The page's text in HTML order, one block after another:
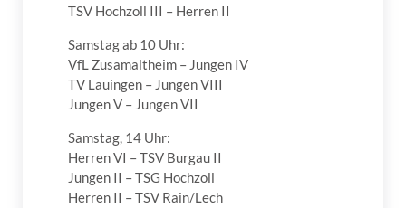
TSV Hochzoll III – Herren II
Samstag ab 10 Uhr:
VfL Zusamaltheim – Jungen IV
TV Lauingen – Jungen VIII
Jungen V – Jungen VII
Samstag, 14 Uhr:
Herren VI – TSV Burgau II
Jungen II – TSG Hochzoll
Herren II – TSV Rain/Lech